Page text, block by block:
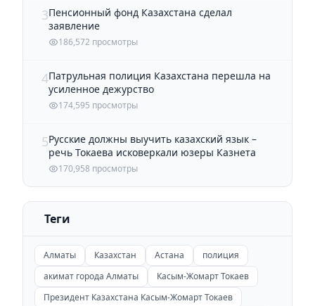
3Пенсионный фонд Казахстана сделал
заявление
186,572 просмотры
4Патрульная полиция Казахстана перешла на
усиленное дежурство
174,595 просмотры
5Русские должны выучить казахский язык –
речь Токаева исковеркали юзеры Казнета
170,958 просмотры
Теги
Алматы Казахстан Астана
полиция
акимат города Алматы
Касым-Жомарт Токаев
Президент Казахстана Касым-Жомарт Токаев